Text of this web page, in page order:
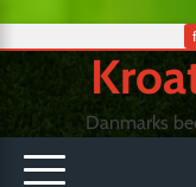
content
Danmarks